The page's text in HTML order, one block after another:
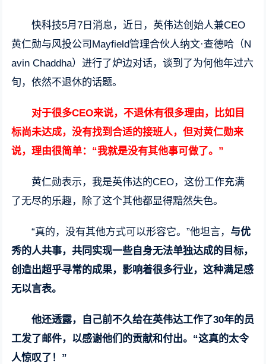
快科技5月7日消息，近日，英伟达创始人兼CEO
黄仁勋与风投公司Mayfield管理合伙人纳文·查德哈（N
avin Chaddha）进行了炉边对话，谈到了为何他年过六
旬，依然不退休的话题。
对于很多CEO来说，不退休有很多理由，比如目
标尚未达成，没有找到合适的接班人，但对黄仁勋来
说，理由很简单：“我就是没有其他事可做了。”
黄仁勋表示，我是英伟达的CEO，这份工作充满
了无尽的乐趣，除了这个其他都显得黯然失色。
“真的，没有其他方式可以形容它。”他坦言， 与优
秀的人共事，共同实现一些自身无法单独达成的目标，
创造出超乎寻常的成果，影响着很多行业，这种满足感
无以言表。
他还透露，自己前不久给在英伟达工作了30年的员
工发了邮件，以感谢他们的贡献和付出。“这真的太令
人惊叹了！”